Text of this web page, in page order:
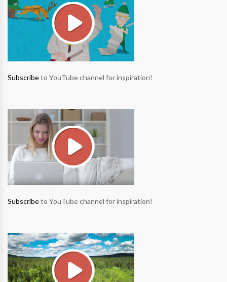
Subscribeto YouTube channel for inspiration!
Subscribeto YouTube channel for inspiration!